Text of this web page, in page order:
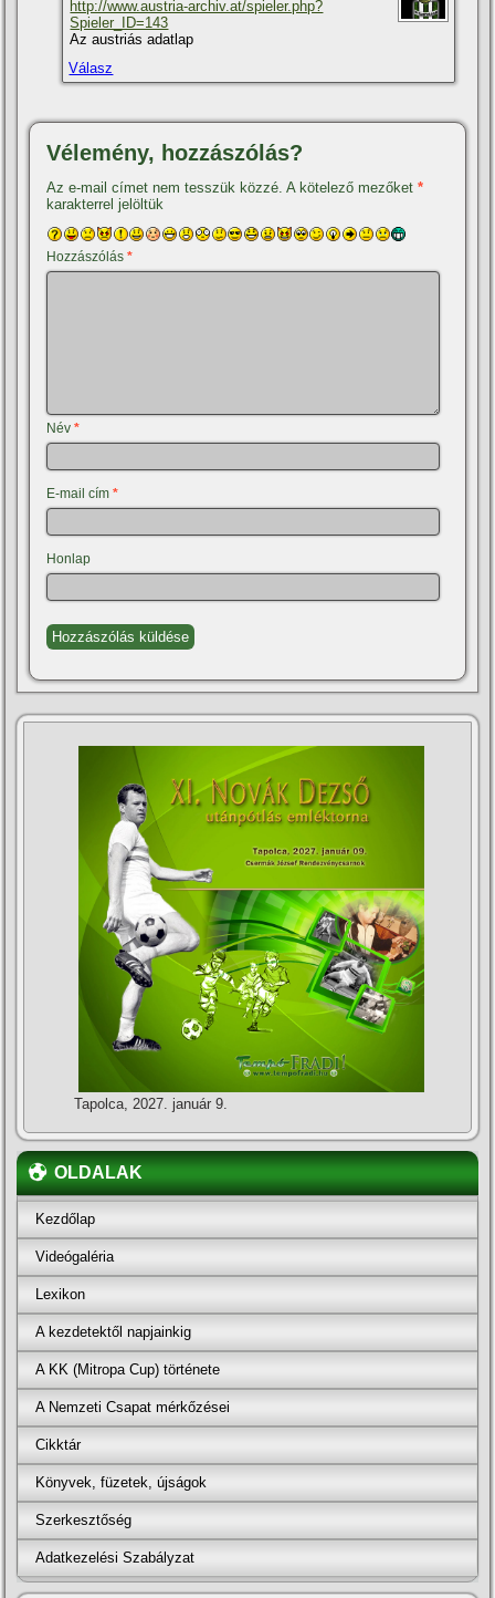
http://www.austria-archiv.at/spieler.php?
Spieler_ID=143
Az austriás adatlap
Válasz
Vélemény, hozzászólás?
Az e-mail címet nem tesszük közzé. A kötelező mezőket*
karakterrel jelöltük
Hozzászólás*
Név*
E-mail cím*
Honlap
Tapolca, 2027. január 9.
OLDALAK
Kezdőlap
Videógaléria
Lexikon
A kezdetektől napjainkig
A KK (Mitropa Cup) története
A Nemzeti Csapat mérkőzései
Cikktár
Könyvek, füzetek, újságok
Szerkesztőség
Adatkezelési Szabályzat